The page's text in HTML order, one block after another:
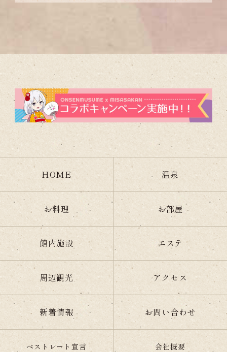
HOME 温泉
お料理 お部屋
館内施設 エステ
周辺観光 アクセス
新着情報 お問い合わせ
ベストレート宣言 会社概要